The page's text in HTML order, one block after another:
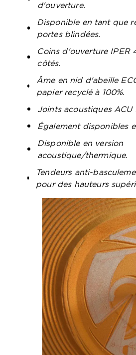
d'ouverture.
Disponible en tant que
portes blindées.
Coins d'ouverture IPER
côtés.
Âme en nid d'abeille
papier recyclé à 100%.
Joints acoustiques ACU
Également disponibles
Disponible en version
acoustique/thermique.
Tendeurs anti-
pour des hauteurs